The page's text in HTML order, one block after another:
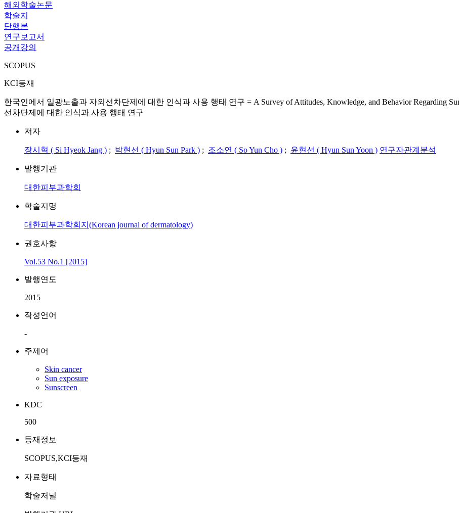
해외학술논문
학술지
단행본
연구보고서
공개강의
SCOPUS
KCI등재
한국인에서 일광노출과 자외선차단제에 대한 인식과 사용 행태 연구 = A Survey of Attitudes, Knowledge, and Behavior Regarding
선차단제에 대한 인식과 사용 행태 연구
저자
장시혁 ( Si Hyeok Jang ) ; 박현선 ( Hyun Sun Park ) ; 조소연 ( So Yun Cho ) ; 윤현선 ( Hyun Sun Yoon ) 연구자관계분석
발행기관
대한피부과학회
학술지명
대한피부과학회지(Korean journal of dermatology)
권호사항
Vol.53 No.1 [2015]
발행연도
2015
작성언어
-
주제어
Skin cancer
Sun exposure
Sunscreen
KDC
500
등재정보
SCOPUS,KCI등재
자료형태
학술저널